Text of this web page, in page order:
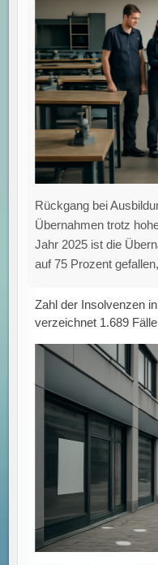
Rückgang bei
Übernahmen trotz
Jahr 2025 ist die
auf 75 Prozent
Zahl der Insolvenzen
verzeichnet 1.689